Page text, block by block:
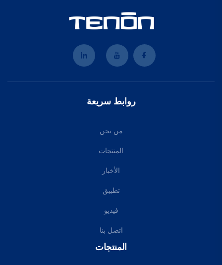
روابط سريعة
من نحن
المنتجات
الأخبار
تطبيق
فيديو
اتصل بنا
المنتجات